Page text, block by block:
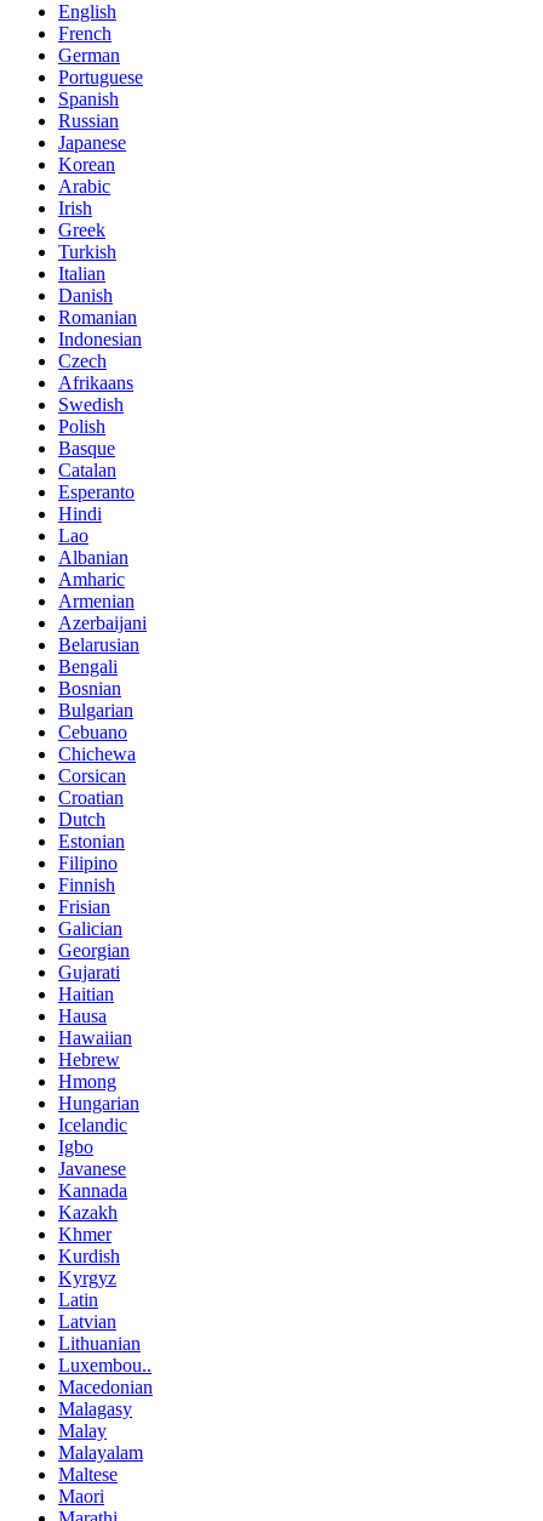
English
French
German
Portuguese
Spanish
Russian
Japanese
Korean
Arabic
Irish
Greek
Turkish
Italian
Danish
Romanian
Indonesian
Czech
Afrikaans
Swedish
Polish
Basque
Catalan
Esperanto
Hindi
Lao
Albanian
Amharic
Armenian
Azerbaijani
Belarusian
Bengali
Bosnian
Bulgarian
Cebuano
Chichewa
Corsican
Croatian
Dutch
Estonian
Filipino
Finnish
Frisian
Galician
Georgian
Gujarati
Haitian
Hausa
Hawaiian
Hebrew
Hmong
Hungarian
Icelandic
Igbo
Javanese
Kannada
Kazakh
Khmer
Kurdish
Kyrgyz
Latin
Latvian
Lithuanian
Luxembou..
Macedonian
Malagasy
Malay
Malayalam
Maltese
Maori